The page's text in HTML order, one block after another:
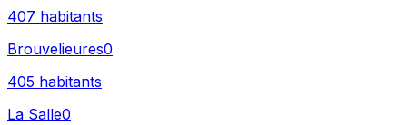
407 habitants
Brouvelieures0
405 habitants
La Salle0